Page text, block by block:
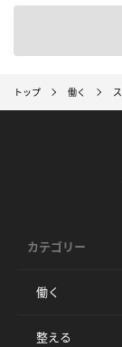
トップ 働く
カテゴリー
働く
整える